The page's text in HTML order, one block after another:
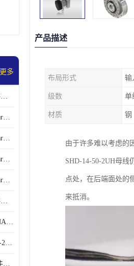
更多
哈默纳科 AC伺服执行元件扁平型SHA系列 议价
monic德国进口伺服电机Har中国总代理单价
monic德国进口伺服电机Har中国总代理代理
monic德国进口伺服电机Har中国总代理公司
monic德国进口伺服电机Har中国总代理供应
哈默纳科 AC伺服执行元件扁平型SHA系列
日本HD机夹机械手谐波SHA32A120CG-B12B
日本HD电刷谐波传动FHA-25C-50-E250-C
工件定位点固焊谐波传动件哈默纳科CSF-45-100-2UH
产品描述
布局形式 输
级数 单
材质 钢
由于许多难以考虑的
SHD-14-50-2UH母
点处，在后端面处的
来抵消。